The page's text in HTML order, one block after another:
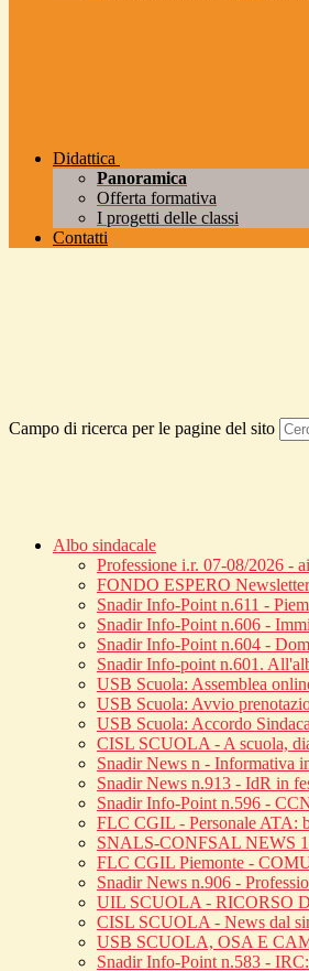
Didattica
Panoramica
Offerta formativa
I progetti delle classi
Contatti
Campo di ricerca per le pagine del sito
Albo sindacale
Professione i.r. 07-08/2026 -
FONDO ESPERO
Snadir Info-Point n.611 -
Snadir Info-Point n.606 -
Snadir Info-Point n.604 -
Snadir Info-point n.601.
USB Scuola: Assemblea
USB Scuola: Avvio
USB Scuola: Accordo
CISL SCUOLA - A scuola,
Snadir News n - Informativa
Snadir News n.913 - IdR in
Snadir Info-Point n.596 -
FLC CGIL - Personale ATA:
SNALS-CONFSAL NEWS
FLC CGIL Piemonte -
Snadir News n.906 -
UIL SCUOLA - RICORSO
CISL SCUOLA - News dal
USB SCUOLA, OSA E
Snadir Info-Point n.583 -